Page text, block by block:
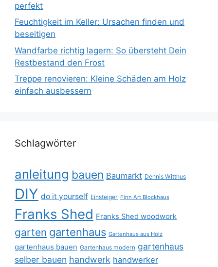
perfekt
Feuchtigkeit im Keller: Ursachen finden und
beseitigen
Wandfarbe richtig lagern: So übersteht Dein
Restbestand den Frost
Treppe renovieren: Kleine Schäden am Holz
einfach ausbessern
Schlagwörter
anleitung bauen Baumarkt Dennis Witthus
DIY do it yourself Einsteiger Finn Art Blockhaus
Franks Shed Franks Shed woodwork
garten gartenhaus Gartenhaus aus Holz
gartenhaus bauen Gartenhaus modern gartenhaus
selber bauen handwerk handwerker